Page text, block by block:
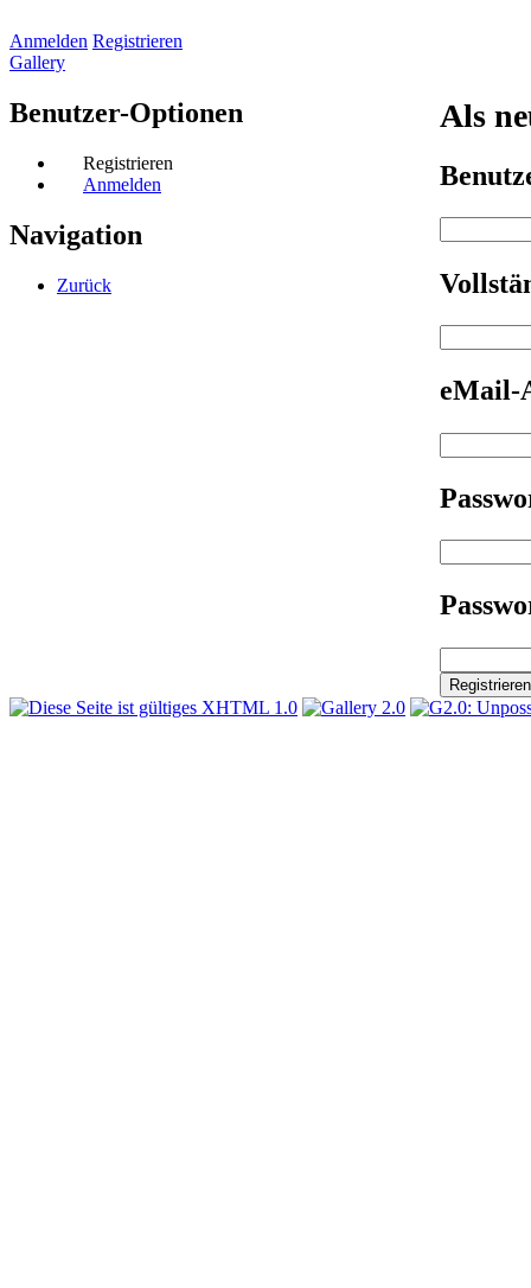
Anmelden Registrieren
Gallery
Benutzer-Optionen
Registrieren
Anmelden
Navigation
Zurück
Als
eMail-